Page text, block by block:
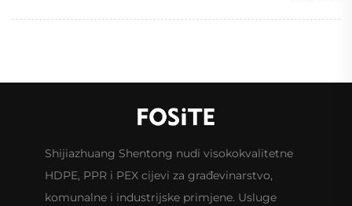
Shijiazhuang Shentong nudi visokokvalitetne
HDPE, PPR i PEX cijevi za građevinarstvo,
komunalne i industrijske primjene. Usluge